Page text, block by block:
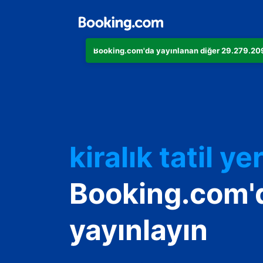
Booking.com'da yayınlanan diğer
kiralık tatil
Konukevinizi
Oda ve
yayınlayın